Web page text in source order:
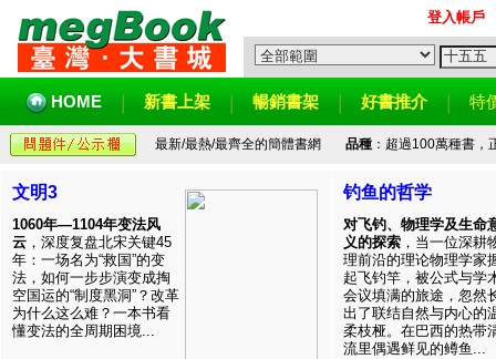
登入帳戶
HOME 新書上架 暢銷書架 好書推介 特
最新/最熱/最齊全的簡體書網 品種：超過100萬種書，
文明3
1060年—1104年变法风
云 ，深度复盘北宋关键45
年：一场名为“救国”的变
法，如何一步步演变成掏
空国运的“制度黑洞”？改革
为什么这么难？一本书看
懂变法的全周期困境...
钓鱼的哲学
对飞钓、物理学及生命
义的探索 ，当一位深耕
理前沿的理论物理学家
起飞钓竿，被公式与学
会议填满的旅途，忽然
出了联结自然与内心的
柔枝桠。在巴西的热带
流里偶遇鲜见的鳟鱼...